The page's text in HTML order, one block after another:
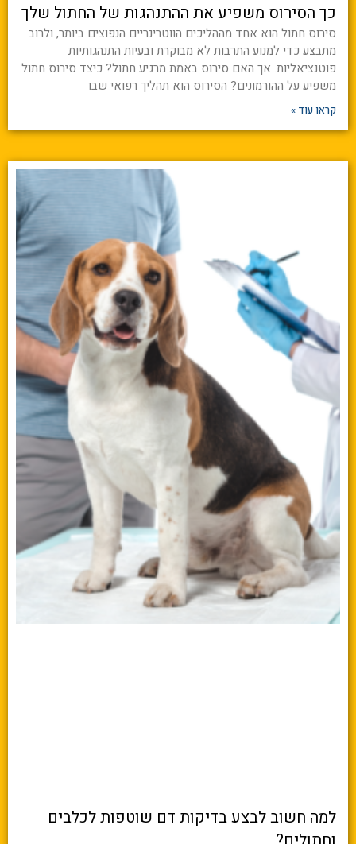
כך הסירוס משפיע את ההתנהגות של החתול שלך
סירוס חתול הוא אחד מההליכים הווטרינריים הנפוצים ביותר, ולרוב
מתבצע כדי למנוע התרבות לא מבוקרת ובעיות התנהגותיות
פוטנציאליות. אך האם סירוס באמת מרגיע חתול? כיצד סירוס חתול
משפיע על ההורמונים? הסירוס הוא תהליך רפואי שבו
קראו עוד »
למה חשוב לבצע בדיקות דם שוטפות לכלבים